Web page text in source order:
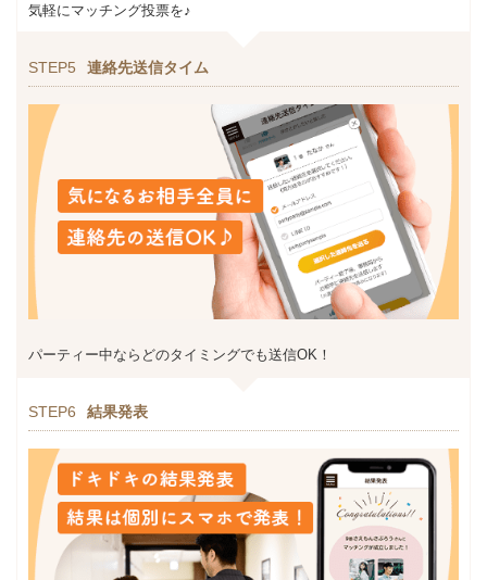
気軽にマッチング投票を♪
STEP5 連絡先送信タイム
パーティー中ならどのタイミングでも送信OK！
STEP6 結果発表